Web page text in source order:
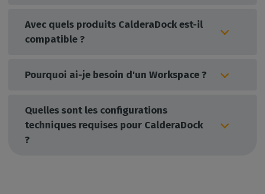
Avec quels produits CalderaDock est-il
compatible ?
Pourquoi ai-je besoin d'un Workspace ?
Quelles sont les configurations
techniques requises pour CalderaDock
?